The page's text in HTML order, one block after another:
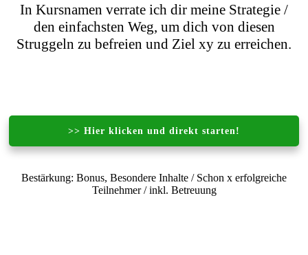
In Kursnamen verrate ich dir meine Strategie /
den einfachsten Weg, um dich von diesen
Struggeln zu befreien und Ziel xy zu erreichen.
>> Hier klicken und direkt starten!
Bestärkung: Bonus, Besondere Inhalte / Schon x erfolgreiche
Teilnehmer / inkl. Betreuung